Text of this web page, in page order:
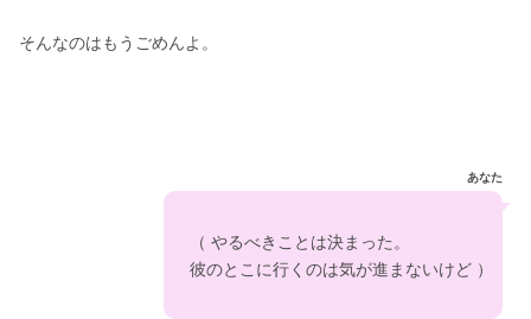
そんなのはもうごめんよ。
あなた
（ やるべきことは決まった。
彼のとこに行くのは気が進まないけど ）